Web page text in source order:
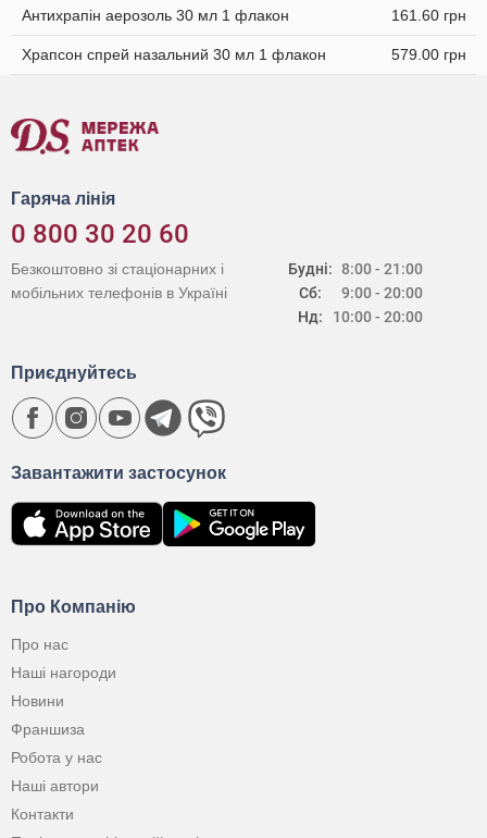
Антихрапін аерозоль 30 мл 1 флакон 161.60 грн
Храпсон спрей назальний 30 мл 1 флакон 579.00 грн
Гаряча лінія
0 800 30 20 60
Будні:
Сб:
Нд:
8:00 - 21:00
9:00 - 20:00
10:00 - 20:00
Безкоштовно зі стаціонарних і
мобільних телефонів в Україні
Про Компанію
Про нас
Наші нагороди
Новини
Франшиза
Робота у нас
Наші автори
Контакти
Завантажити застосунок
Приєднуйтесь